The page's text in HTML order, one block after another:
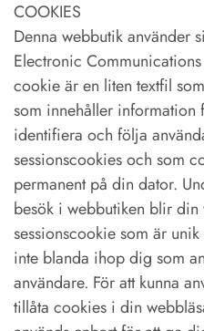
COOKIES
Denna webbutik använder
Electronic
cookie är en liten textfil
som innehåller information
identifiera och följa
sessionscookies och som
permanent på din dator.
besök i webbutiken blir
sessionscookie som är
inte blanda ihop dig som
användare. För att kunna
tillåta cookies i din